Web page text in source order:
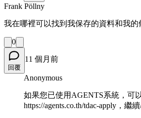
Frank Pöllny
我在哪裡可以找到我保存的資料和我的
0
回覆
11 個月前
Anonymous
如果您已使用AGENTS系統，可
https://agents.co.th/tdac-apply，繼